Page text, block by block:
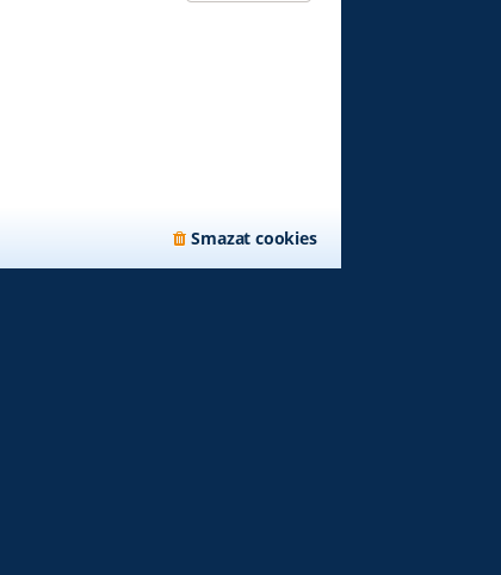
Smazat cookies